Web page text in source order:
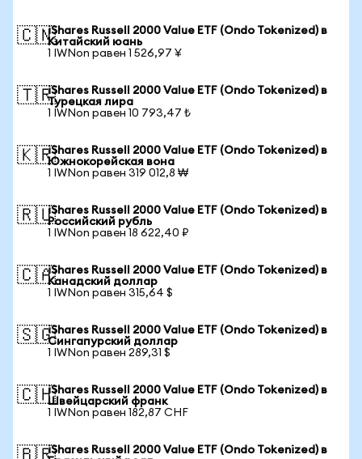
🇨🇳iShares Russell 2000 Value ETF (Ondo Tokenized) в
Китайский юань
1 IWNon равен 1 526,97 ¥
🇹🇷iShares Russell 2000 Value ETF (Ondo Tokenized) в
Турецкая лира
1 IWNon равен 10 793,47 ₺
🇰🇷iShares Russell 2000 Value ETF (Ondo Tokenized) в
Южнокорейская вона
1 IWNon равен 319 012,8 ₩
🇷🇺iShares Russell 2000 Value ETF (Ondo Tokenized) в
Российский рубль
1 IWNon равен 18 622,40 ₽
🇨🇦iShares Russell 2000 Value ETF (Ondo Tokenized) в
Канадский доллар
1 IWNon равен 315,64 $
🇸🇬iShares Russell 2000 Value ETF (Ondo Tokenized) в
Сингапурский доллар
1 IWNon равен 289,31 $
🇨🇭iShares Russell 2000 Value ETF (Ondo Tokenized) в
Швейцарский франк
1 IWNon равен 182,87 CHF
iShares Russell 2000 Value ETF (Ondo Tokenized) в